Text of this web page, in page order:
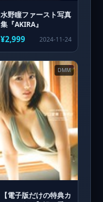
水野瞳ファースト写真
集『AKIRA』
¥2,999 2024-11-24
DMM
【電子版だけの特典カ